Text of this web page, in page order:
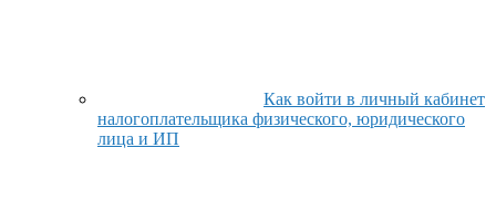
Как войти в личный кабинет
налогоплательщика физического, юридического
лица и ИП